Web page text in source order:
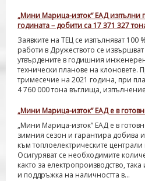
„Мини Марица-изток“ ЕАД изпълни
годината – добити са 17 371 327
Заявките на ТЕЦ се изпълняват 100
работи в Дружеството се
утвърдените в годишния
технически планове на клоновете.
тримесечие на 2021 година, при
4 760 000 тона въглища,
„Мини Марица-изток” ЕАД е в
„Мини Марица-изток” ЕАД е в
зимния сезон и гарантира добива и
към топлоелектрическите централи
Осигуряват се необходимите
както за електропроизводство,
и поддръжка на наличността в...